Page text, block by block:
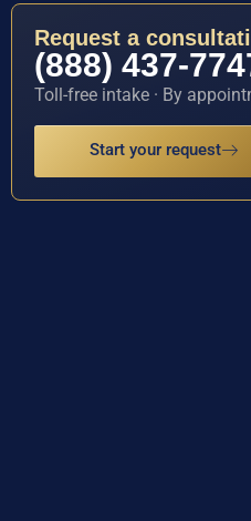
Request a
(888) 437-
Toll-free intake · By
Start your request